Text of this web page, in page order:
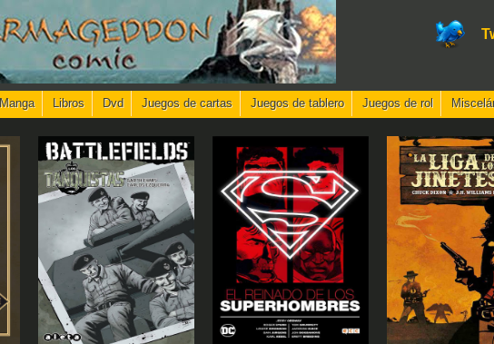
Manga Libros Dvd Juegos de cartas Juegos de tablero Juegos de rol